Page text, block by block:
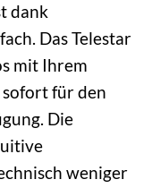
dank
Das Telestar
mit Ihrem
für den
Die
weniger